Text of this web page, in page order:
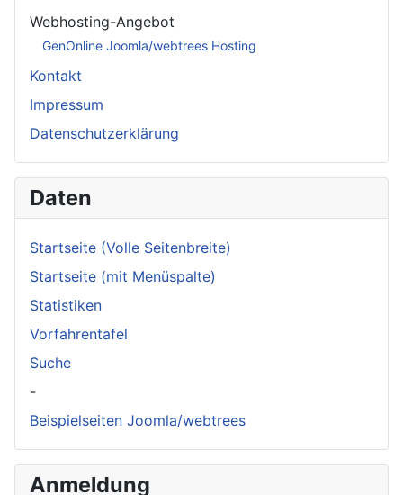
Webhosting-Angebot
GenOnline Joomla/webtrees Hosting
Kontakt
Impressum
Datenschutzerklärung
Daten
Startseite (Volle Seitenbreite)
Startseite (mit Menüspalte)
Statistiken
Vorfahrentafel
Suche
-
Beispielseiten Joomla/webtrees
Anmeldung